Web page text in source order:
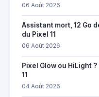
06 Août 2026
Assistant mort, 12 Go
du Pixel 11
06 Août 2026
Pixel Glow ou HiLight
11
04 Août 2026